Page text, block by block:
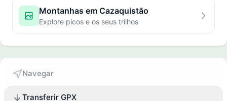
Montanhas em Cazaquistão
Explore picos e os seus trilhos
Navegar
Transferir GPX